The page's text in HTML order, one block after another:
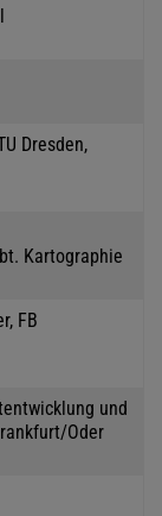
Dresden,
Kartographie
FB
und
Oder